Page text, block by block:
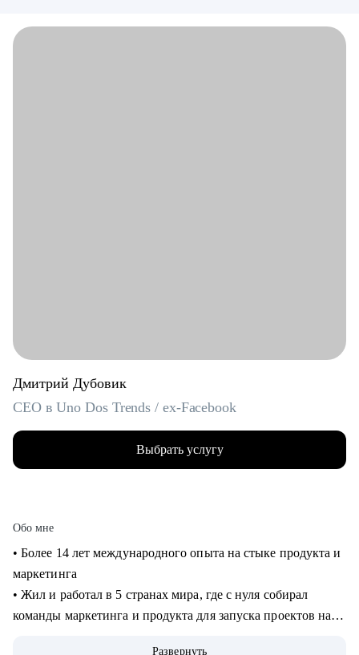
Дмитрий Дубовик
CEO в Uno Dos Trends / ex-Facebook
Выбрать услугу
Обо мне
• Более 14 лет международного опыта на стыке продукта и
маркетинга
• Жил и работал в 5 странах мира, где с нуля собирал
команды маркетинга и продукта для запуска проектов на
Развернуть